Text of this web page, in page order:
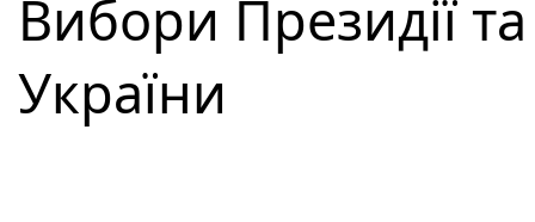
Вибори Президії
України